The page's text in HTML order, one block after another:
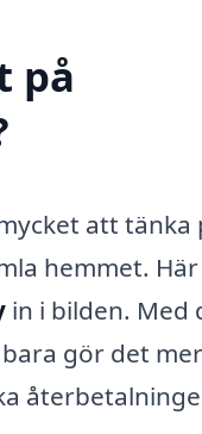
på
att tänka
hemmet. Här
in i bilden. Med
gör det mer